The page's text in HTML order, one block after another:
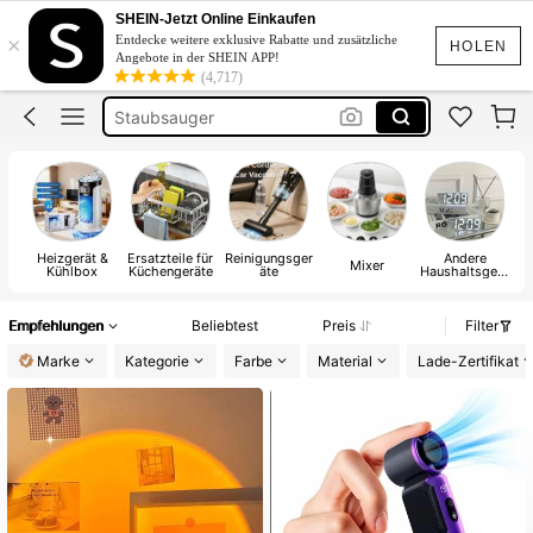
HOLEN
×
SHEIN-Jetzt Online Einkaufen
Entdecke weitere exklusive Rabatte und zusätzliche
Angebote in der SHEIN APP!
(4,717)
Ventilator
Klimaanlage
Staubsauger
Ventilator Mit Kühlung
Ventilator
Heizgerät &
Kühlbox
Ersatzteile für
Küchengeräte
Reinigungsger
äte Mixer Andere
Haushaltsgerä
Empfehlungen Beliebtest Preis
Filter
Marke
Kategorie Farbe Material Lade-Zertifikat